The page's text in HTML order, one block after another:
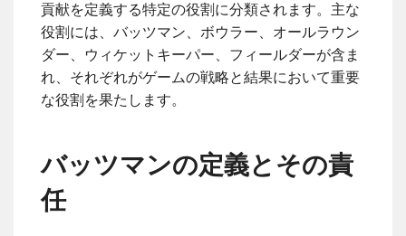
貢献を定義する特定の役割に分類されます。主な
役割には、バッツマン、ボウラー、オールラウン
ダー、ウィケットキーパー、フィールダーが含ま
れ、それぞれがゲームの戦略と結果において重要
な役割を果たします。
バッツマンの定義とその責
任